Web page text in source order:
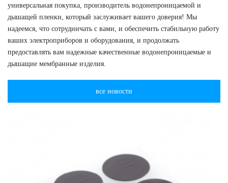
универсальная покупка, производитель водонепроницаемой и
дышащей пленки, который заслуживает вашего доверия! Мы
надеемся, что сотрудничать с вами, и обеспечить стабильную работу
ваших электроприборов и оборудования, и продолжать
предоставлять вам надежные качественные водонепроницаемые и
дышащие мембранные изделия.
все новости